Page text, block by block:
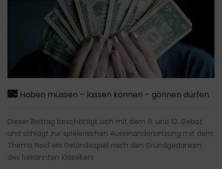
Haben müssen – lassen können – gönnen dürfen
Dieser Beitrag beschäftigt sich mit dem 9. und 10. Gebot
und schlägt zur spielerischen Auseinandersetzung mit dem
Thema Neid ein Geländespiel nach den Grundgedanken
des bekannten Klassikers